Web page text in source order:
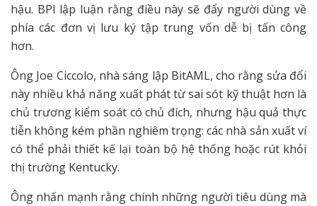
hậu. BPI lập luận rằng điều này sẽ đẩy người dùng về
phía các đơn vị lưu ký tập trung vốn dễ bị tấn công
hơn.
Ông Joe Ciccolo, nhà sáng lập BitAML, cho rằng sửa đổi
này nhiều khả năng xuất phát từ sai sót kỹ thuật hơn là
chủ trương kiểm soát có chủ đích, nhưng hậu quả thực
tiễn không kém phần nghiêm trọng: các nhà sản xuất ví
có thể phải thiết kế lại toàn bộ hệ thống hoặc rút khỏi
thị trường Kentucky.
Ông nhấn mạnh rằng chính những người tiêu dùng mà